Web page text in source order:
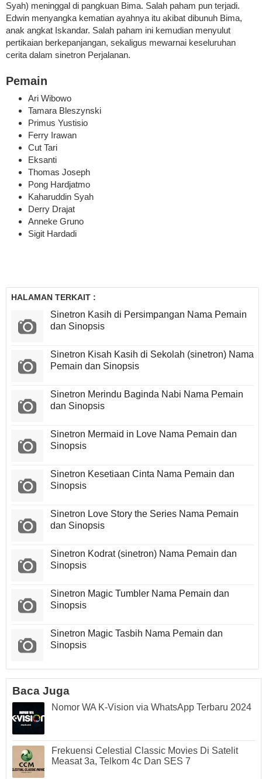
Syah) meninggal di pangkuan Bima. Salah paham pun terjadi.
Edwin menyangka kematian ayahnya itu akibat dibunuh Bima,
anak angkat Iskandar. Salah paham ini kemudian menyulut
pertikaian berkepanjangan, sekaligus mewarnai keseluruhan
cerita dalam sinetron Perjalanan.
Pemain
Ari Wibowo
Tamara Bleszynski
Primus Yustisio
Ferry Irawan
Cut Tari
Eksanti
Thomas Joseph
Pong Hardjatmo
Kaharuddin Syah
Derry Drajat
Anneke Gruno
Sigit Hardadi
HALAMAN TERKAIT :
Sinetron Kasih di Persimpangan Nama Pemain
dan Sinopsis
Sinetron Kisah Kasih di Sekolah (sinetron) Nama
Pemain dan Sinopsis
Sinetron Merindu Baginda Nabi Nama Pemain
dan Sinopsis
Sinetron Mermaid in Love Nama Pemain dan
Sinopsis
Sinetron Kesetiaan Cinta Nama Pemain dan
Sinopsis
Sinetron Love Story the Series Nama Pemain
dan Sinopsis
Sinetron Kodrat (sinetron) Nama Pemain dan
Sinopsis
Sinetron Magic Tumbler Nama Pemain dan
Sinopsis
Sinetron Magic Tasbih Nama Pemain dan
Sinopsis
Baca Juga
Nomor WA K-Vision via WhatsApp Terbaru 2024
Frekuensi Celestial Classic Movies Di Satelit
Measat 3a, Telkom 4c Dan SES 7